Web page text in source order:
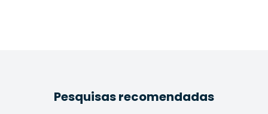
Pesquisas recomendadas